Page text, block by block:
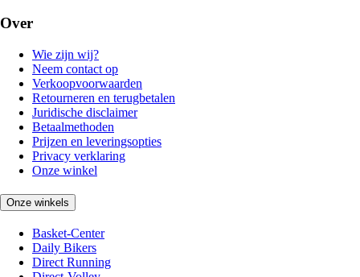
Over
Wie zijn wij?
Neem contact op
Verkoopvoorwaarden
Retourneren en terugbetalen
Juridische disclaimer
Betaalmethoden
Prijzen en leveringsopties
Privacy verklaring
Onze winkel
Onze winkels
Basket-Center
Daily Bikers
Direct Running